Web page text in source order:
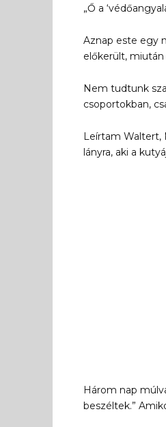
„Ő a
Aznap este egy
előkerült,
Nem tudtunk
csoportokban,
Leírtam Waltert,
lányra, aki a
Három nap
beszéltek.”